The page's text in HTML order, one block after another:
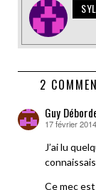
2
Guy
dit :
17 février
J’ai lu
Ce mec